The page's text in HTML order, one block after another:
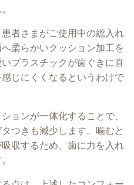
者さまがご使用中の総入れ
柔らかいクッション加工を
プラスチックが歯ぐきに直
じにくくなるというわけで
ョンが一体化することで、
つきも減少します。噛むと
収するため、歯に力を入れ